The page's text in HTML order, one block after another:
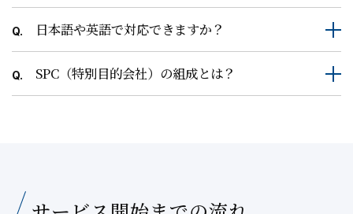
Q. 日本語や英語で対応できますか？
Q. SPC（特別目的会社）の組成とは？